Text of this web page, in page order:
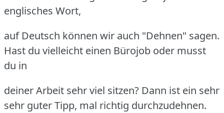
englisches Wort,
auf Deutsch können wir auch "Dehnen" sagen.
Hast du vielleicht einen Bürojob oder musst
du in
deiner Arbeit sehr viel sitzen? Dann ist ein sehr
sehr guter Tipp, mal richtig durchzudehnen.